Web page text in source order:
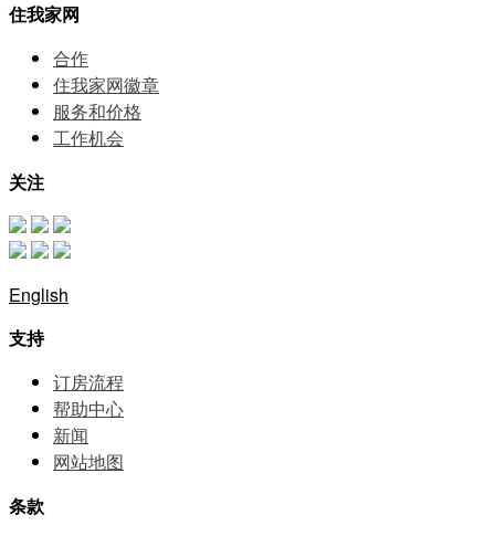
住我家网
合作
住我家网徽章
服务和价格
⼯作机会
关注
English
支持
订房流程
帮助中⼼
新闻
网站地图
条款